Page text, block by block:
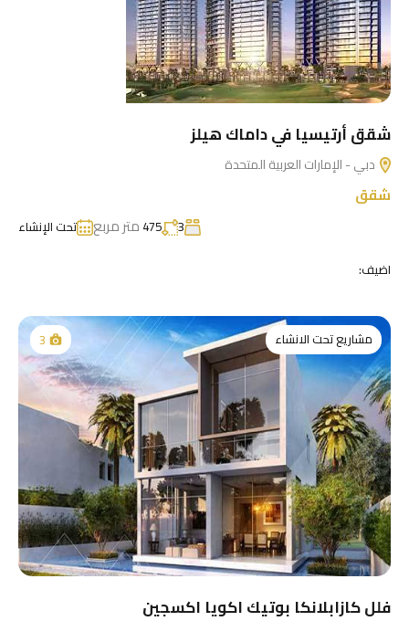
شقق أرتيسيا في داماك هيلز
دبي - الإمارات العربية المتحدة
شقق
3
475 متر مربع
تحت الإنشاء
اضيف:
مشاريع تحت الانشاء 3
فلل كازابلانكا بوتيك اكويا اكسجين